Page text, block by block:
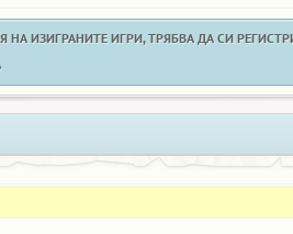
ИЗИГРАНИТЕ ИГРИ, ТРЯБВА ДА СИ